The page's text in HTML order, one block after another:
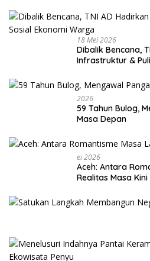
18 Mei 2026
Dibalik Bencana,
Infrastruktur &
2026
59 Tahun Bulog,
Masa Depan
Ei 2026
Aceh: Antara
Realitas Masa Kini